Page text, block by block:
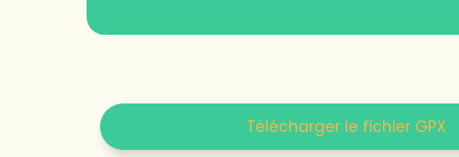
Télécharger le fichier GPX